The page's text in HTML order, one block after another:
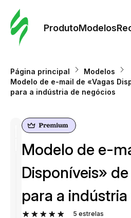
ProdutoModelos
Página principal
Modelos
Modelo de e-mail de «Vagas
para a indústria de negócios
Modelo de e-
Disponíveis»
para a
5 estrelas